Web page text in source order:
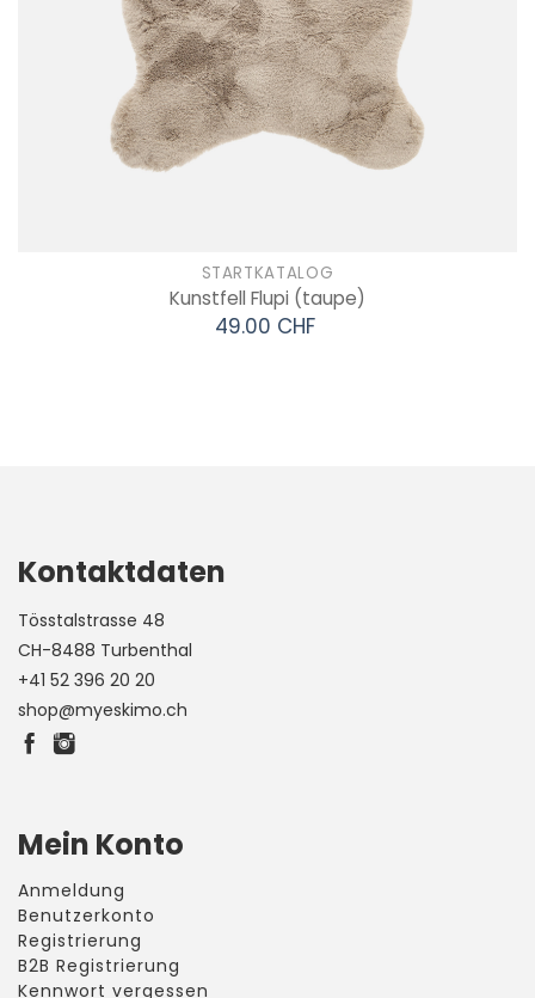
STARTKATALOG
Kunstfell Flupi (taupe)
49.00 CHF
Kontaktdaten
Tösstalstrasse 48
CH-8488 Turbenthal
+41 52 396 20 20
shop@myeskimo.ch
Mein Konto
Anmeldung
Benutzerkonto
Registrierung
B2B Registrierung
Kennwort vergessen